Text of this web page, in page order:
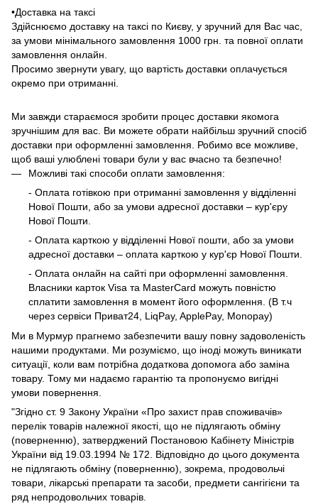
•Доставка на таксі
Здійснюємо доставку на таксі по Києву, у зручний для Вас час,
за умови мінімального замовлення 1000 грн. та повної оплати
замовлення онлайн.
Просимо звернути увагу, що вартість доставки оплачується
окремо при отриманні.
Ми завжди стараємося зробити процес доставки якомога
зручнішим для вас. Ви можете обрати найбільш зручний спосіб
доставки при оформленні замовлення. Робимо все можливе,
щоб ваші улюблені товари були у вас вчасно та безпечно!
Можливі такі способи оплати замовлення:
- Оплата готівкою при отриманні замовлення у відділенні
Нової Пошти, або за умови адресної доставки – кур'єру
Нової Пошти.
- Оплата карткою у відділенні Нової пошти, або за умови
адресної доставки – оплата карткою у кур'єр Нової Пошти.
- Оплата онлайн на сайті при оформленні замовлення.
Власники карток Visa та MasterCard можуть повністю
сплатити замовлення в момент його оформлення. (В т.ч
через сервіси Приват24, LiqPay, ApplePay, Monopay)
Ми в Мурмур прагнемо забезпечити вашу повну задоволеність
нашими продуктами. Ми розуміємо, що іноді можуть виникати
ситуації, коли вам потрібна додаткова допомога або заміна
товару. Тому ми надаємо гарантію та пропонуємо вигідні
умови повернення.
"Згідно ст. 9 Закону України «Про захист прав споживачів»
перелік товарів належної якості, що не підлягають обміну
(поверненню), затверджений Постановою Кабінету Міністрів
України від 19.03.1994 № 172. Відповідно до цього документа
не підлягають обміну (поверненню), зокрема, продовольчі
товари, лікарські препарати та засоби, предмети сангігієни та
ряд непродовольчих товарів.